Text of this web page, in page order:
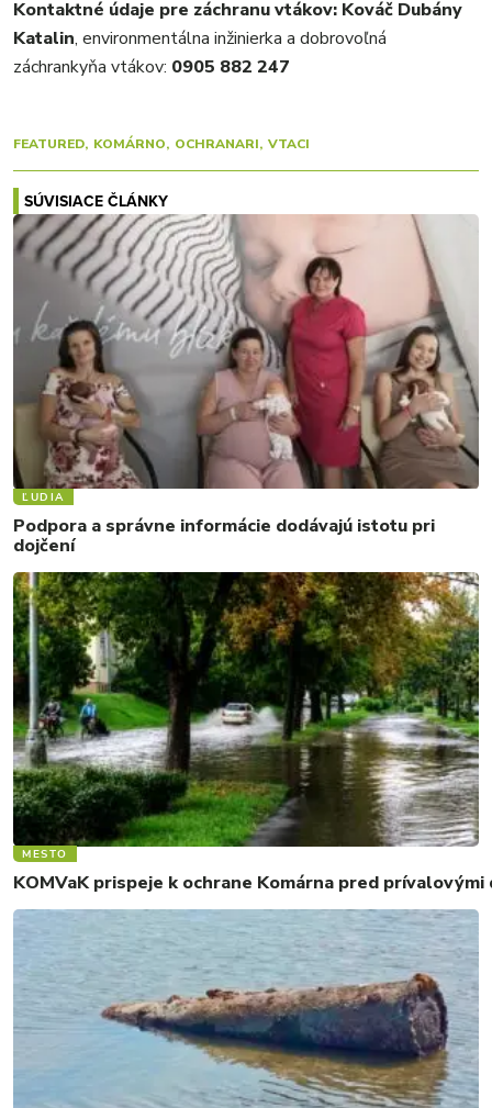
Kontaktné údaje pre záchranu vtákov: Kováč Dubány
Katalin, environmentálna inžinierka a dobrovoľná
záchrankyňa vtákov: 0905 882 247
FEATURED KOMÁRNO OCHRANARI VTACI
SÚVISIACE ČLÁNKY
ĽUDIA
Podpora a správne informácie dodávajú istotu pri
dojčení
MESTO
KOMVaK prispeje k ochrane Komárna pred